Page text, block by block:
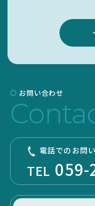
お問い合わせ
電話でのお問
TEL 059-